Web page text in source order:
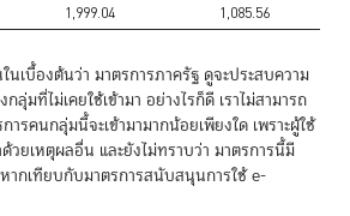
1,999.04 1,085.56
นเบื้องต้นว่า มาตรการภาครัฐ ดูจะประสบความ
ลุ่มที่ไม่เคยใช้เข้ามา อย่างไรก็ดี เราไม่สามารถ
ารคนกลุ่มนี้จะเข้ามามากน้อยเพียงใด เพราะผู้ใช้
วยเหตุผลอื่น และยังไม่ทราบว่า มาตรการนี้มี
กเทียบกับมาตรการสนับสนุนการใช้ e-